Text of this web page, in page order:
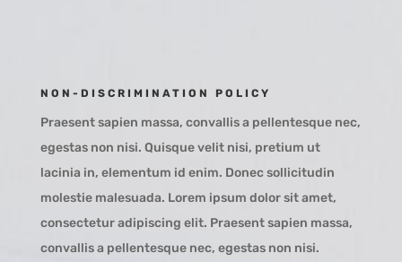
NON-DISCRIMINATION POLICY
Praesent sapien massa, convallis a pellentesque nec,
egestas non nisi. Quisque velit nisi, pretium ut
lacinia in, elementum id enim. Donec sollicitudin
molestie malesuada. Lorem ipsum dolor sit amet,
consectetur adipiscing elit. Praesent sapien massa,
convallis a pellentesque nec, egestas non nisi.